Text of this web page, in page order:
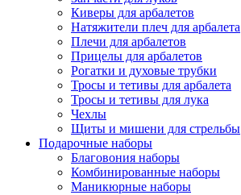
Киверы для арбалетов
Натяжители плеч для арбалета
Плечи для арбалетов
Прицелы для арбалетов
Рогатки и духовые трубки
Тросы и тетивы для арбалета
Тросы и тетивы для лука
Чехлы
Щиты и мишени для стрельбы
Подарочные наборы
Благовония наборы
Комбинированные наборы
Маникюрные наборы